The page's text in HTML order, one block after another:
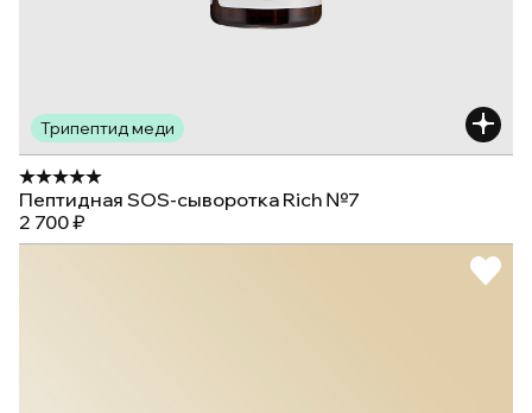
Трипептид меди
Пептидная SOS-сыворотка Rich №7
2 700 ₽